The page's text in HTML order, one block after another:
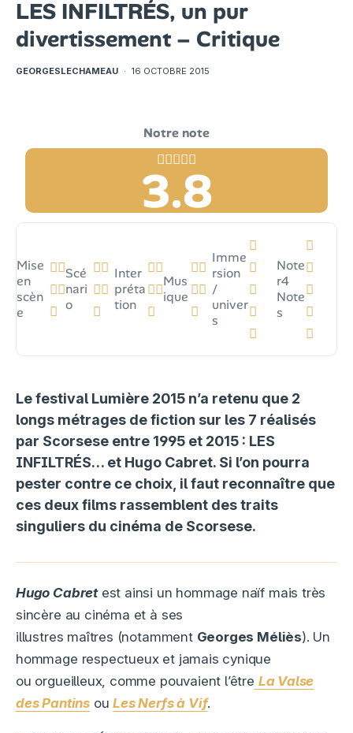
LES INFILTRÉS, un pur
divertissement – Critique
GEORGESLECHAMEAU · 16 OCTOBRE 2015
Le festival Lumière 2015 n’a retenu que 2
longs métrages de fiction sur les 7 réalisés
par Scorsese entre 1995 et 2015 : LES
INFILTRÉS… et Hugo Cabret. Si l’on pourra
pester contre ce choix, il faut reconnaître que
ces deux films rassemblent des traits
singuliers du cinéma de Scorsese.
Hugo Cabretest ainsi un hommage naïf mais très
sincère au cinéma et à ses
illustres maîtres (notamment Georges Méliès). Un
hommage respectueux et jamais cynique
ou orgueilleux, comme pouvaient l’être La Valse
des PantinsouLes Nerfs à Vif.
Mise
en
scèn
e
Scé
nari
o
Inter
préta
tion
Mus
ique
Imme
rsion
/
univer
s
Note
r4
Note
s
3.8